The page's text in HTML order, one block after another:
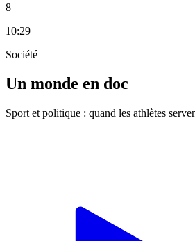
8
10:29
Société
Un monde en doc
Sport et politique : quand les athlètes